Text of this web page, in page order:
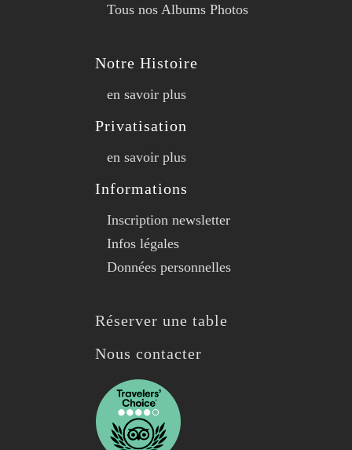
Tous nos Albums Photos
Notre Histoire
en savoir plus
Privatisation
en savoir plus
Informations
Inscription newsletter
Infos légales
Données personnelles
Réserver une table
Nous contacter